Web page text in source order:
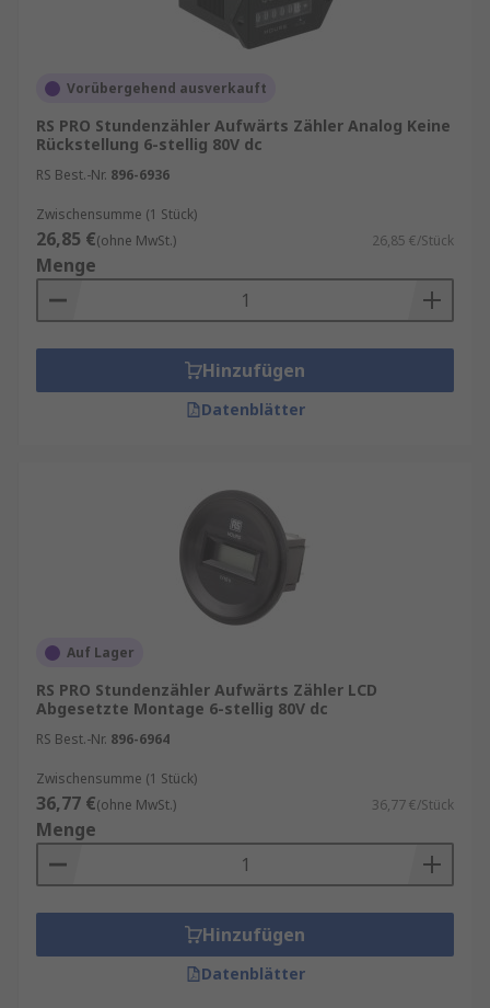
Vorübergehend ausverkauft
RS PRO Stundenzähler Aufwärts Zähler Analog Keine
Rückstellung 6-stellig 80V dc
RS Best.-Nr. 896-6936
Zwischensumme (1 Stück)
26,85 €(ohne MwSt.) 26,85 €/Stück
Menge
Hinzufügen
Datenblätter
Auf Lager
RS PRO Stundenzähler Aufwärts Zähler LCD
Abgesetzte Montage 6-stellig 80V dc
RS Best.-Nr. 896-6964
Zwischensumme (1 Stück)
36,77 €(ohne MwSt.) 36,77 €/Stück
Menge
Hinzufügen
Datenblätter